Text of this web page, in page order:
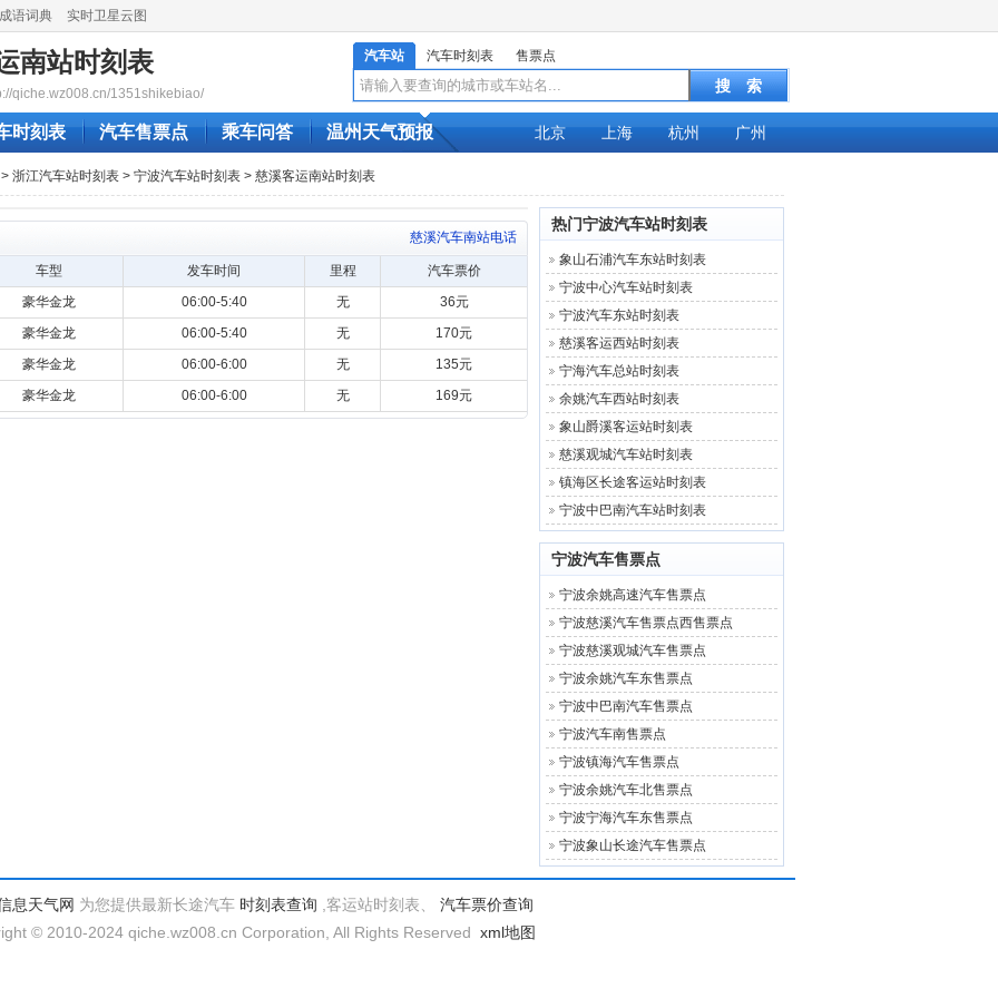
语词典 实时卫星云图
南站时刻表
qiche.wz008.cn/1351shikebiao/
汽车站 汽车时刻表 售票点
时刻表 汽车售票点 乘车问答 温州天气预报 北京 上海 杭州 广州
> 浙江汽车站时刻表 > 宁波汽车站时刻表 > 慈溪客运南站时刻表
慈溪汽车南站电话
车型 发车时间 里程
汽车票价
豪华金龙 06:00-5:40 无
36元
豪华金龙 06:00-5:40 无
170元
豪华金龙 06:00-6:00 无
135元
豪华金龙 06:00-6:00 无 169元
热门宁波汽车站时刻表
象山石浦汽车东站时刻表
宁波中心汽车站时刻表
宁波汽车东站时刻表
慈溪客运西站时刻表
宁海汽车总站时刻表
余姚汽车西站时刻表
象山爵溪客运站时刻表
慈溪观城汽车站时刻表
镇海区长途客运站时刻表
宁波中巴南汽车站时刻表
宁波汽车售票点
宁波余姚高速汽车售票点
宁波慈溪汽车售票点西售票点
宁波慈溪观城汽车售票点
宁波余姚汽车东售票点
宁波中巴南汽车售票点
宁波汽车南售票点
宁波镇海汽车售票点
宁波余姚汽车北售票点
宁波宁海汽车东售票点
宁波象山长途汽车售票点
息天气网 为您提供最新长途汽车 时刻表查询 ,客运站时刻表、
汽车票价查询
© 2010-2024 qiche.wz008.cn Corporation, All Rights Reserved xml地图